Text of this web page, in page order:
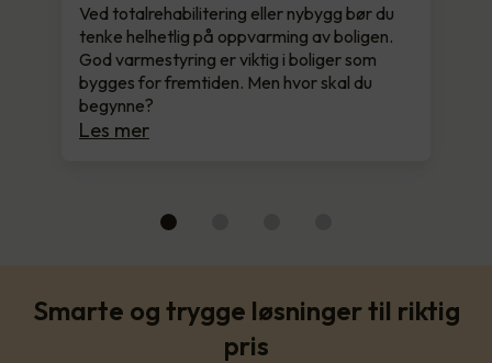
Ved totalrehabilitering eller nybygg bør du
tenke helhetlig på oppvarming av boligen.
God varmestyring er viktig i boliger som
bygges for fremtiden. Men hvor skal du
begynne?
Les mer
Smarte og trygge løsninger til riktig
pris